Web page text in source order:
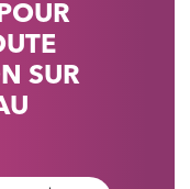
SUR